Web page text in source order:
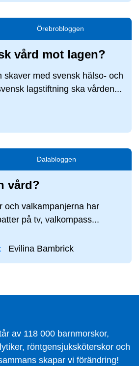
Örebro­bloggen
vård mot lagen?
skaver med svensk hälso- och
lagstiftning ska vården...
Dala­bloggen
vård?
och valkampanjerna har
på tv, valkompass...
Evilina Bambrick
av 118 000 barnmorskor,
röntgensjuksköterskor och
skapar vi förändring!